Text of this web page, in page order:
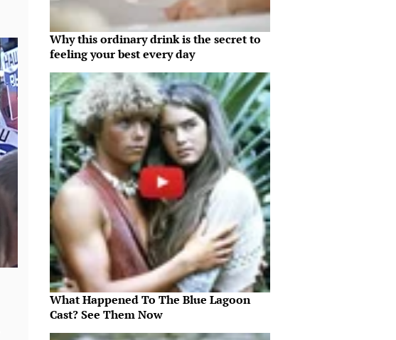
Why this ordinary drink is the secret to
feeling your best every day
What Happened To The Blue Lagoon
Cast? See Them Now